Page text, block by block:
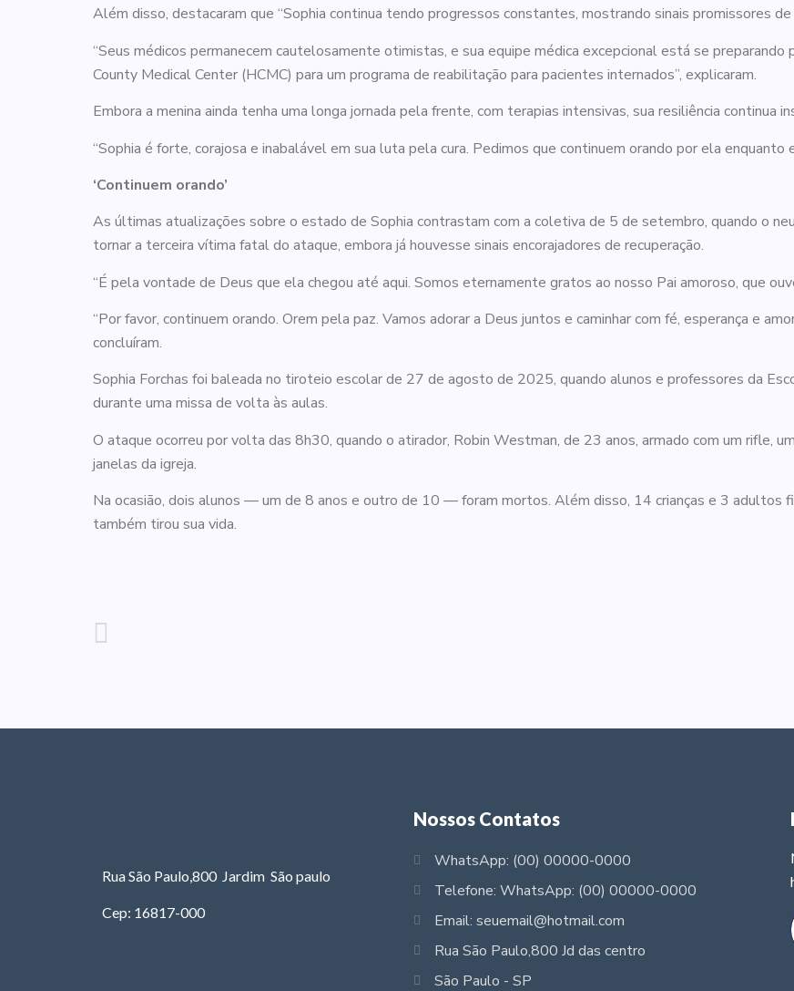
Além disso, destacaram que “Sophia continua tendo progressos constantes, mostrando sinais promissores de
“Seus médicos permanecem cautelosamente otimistas, e sua equipe médica excepcional está se preparando
County Medical Center (HCMC) para um programa de reabilitação para pacientes internados”, explicaram.
Embora a menina ainda tenha uma longa jornada pela frente, com terapias intensivas, sua resiliência continua
“Sophia é forte, corajosa e inabalável em sua luta pela cura. Pedimos que continuem orando por ela enquanto
‘Continuem orando’
As últimas atualizações sobre o estado de Sophia contrastam com a coletiva de 5 de setembro, quando o
tornar a terceira vítima fatal do ataque, embora já houvesse sinais encorajadores de recuperação.
“É pela vontade de Deus que ela chegou até aqui. Somos eternamente gratos ao nosso Pai amoroso, que
“Por favor, continuem orando. Orem pela paz. Vamos adorar a Deus juntos e caminhar com fé, esperança e
concluíram.
Sophia Forchas foi baleada no tiroteio escolar de 27 de agosto de 2025, quando alunos e professores da
durante uma missa de volta às aulas.
O ataque ocorreu por volta das 8h30, quando o atirador, Robin Westman, de 23 anos, armado com um rifle,
janelas da igreja.
Na ocasião, dois alunos — um de 8 anos e outro de 10 — foram mortos. Além disso, 14 crianças e 3 adultos
também tirou sua vida.
Rua São Paulo,800 Jardim São paulo
Cep: 16817-000
Nossos Contatos
WhatsApp: (00) 00000-0000
Telefone: WhatsApp: (00) 00000-0000
Email: seuemail@hotmail.com
Rua São Paulo,800 Jd das centro
São Paulo - SP